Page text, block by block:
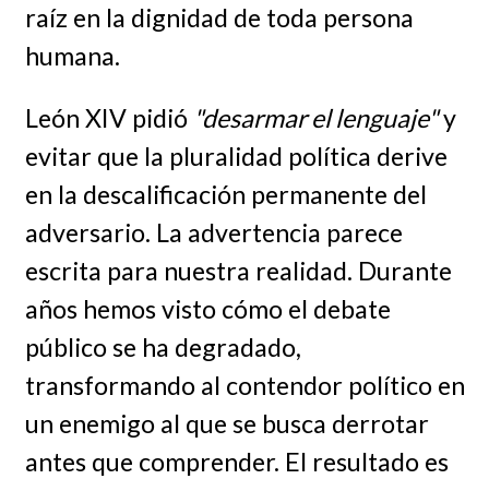
raíz en la dignidad de toda persona
humana.
León XIV pidió "desarmar el lenguaje"y
evitar que la pluralidad política derive
en la descalificación permanente del
adversario. La advertencia parece
escrita para nuestra realidad. Durante
años hemos visto cómo el debate
público se ha degradado,
transformando al contendor político en
un enemigo al que se busca derrotar
antes que comprender. El resultado es